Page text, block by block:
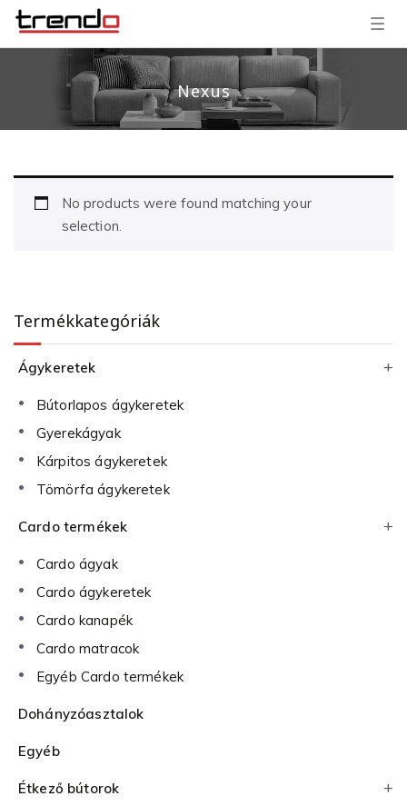
T
g
v
a
Nexus
No products were found matching your
selection.
Termékkategóriák
Ágykeretek
Bútorlapos ágykeretek
Gyerekágyak
Kárpitos ágykeretek
Tömörfa ágykeretek
Cardo termékek
Cardo ágyak
Cardo ágykeretek
Cardo kanapék
Cardo matracok
Egyéb Cardo termékek
Dohányzóasztalok
Egyéb
Étkező bútorok